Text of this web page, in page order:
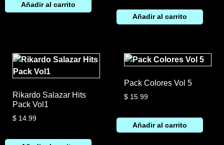
Añadir al carrito
Añadir al carrito
Rikardo Salazar Hits
Pack Vol1
$ 14.99
Pack Colores Vol 5
$15.99
Añadir al carrito